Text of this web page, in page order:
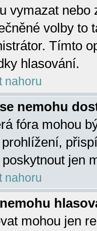
vymazat nebo
volby to
Tímto
hlasování.
nahoru
nemohu
fóra mohou
jen
nahoru
mohou jen